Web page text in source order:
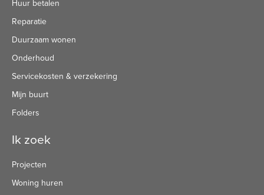
Huur betalen
Reparatie
Duurzaam wonen
Onderhoud
Servicekosten & verzekering
Mijn buurt
Folders
Ik zoek
Projecten
Woning huren